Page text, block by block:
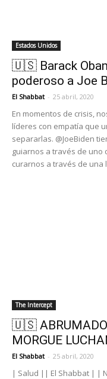
Estados Unidos
🇺🇸 Barack
poderoso a Joe
El Shabbat - 25 abril, 2020
En momentos de crisis,
líderes con empatía que
separarlas. @JoeBiden
guiarnos a través de uno
curarnos a través de una
The Intercept
🇺🇸
MORGUE
El Shabbat - 25 abril, 2020
| Salud || El Shabbat | |